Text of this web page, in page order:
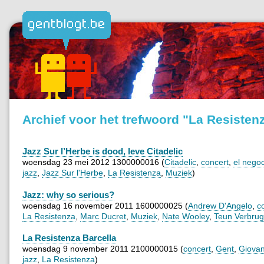
Archief voor het trefwoord "La
Jazz Sur l’Herbe is dood, leve Citadelic
woensdag 23 mei 2012 1300000016 (Citadelic concert el
jazz Jazz Sur l'Herbe La Resistenza Muziek)
Jazz: why so serious?
woensdag 16 november 2011 1600000025 (Andrew D'Angelo
La Resistenza
Marc Ducret Muziek Nate Wooley, Teun
La Resistenza Barcella
woensdag 9 november 2011 2100000015 (concert Gent
jazz La Resistenza)